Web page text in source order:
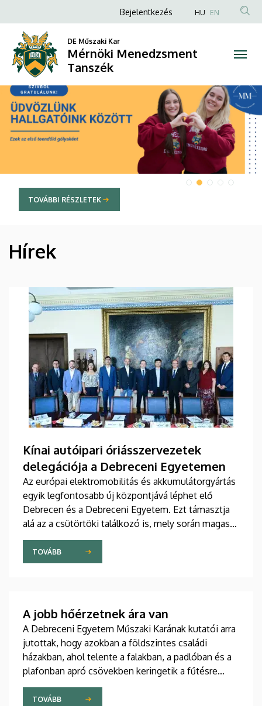
Menedzsment
Tanszék
Anonim
fiók
menüje
Bejelentkezés HU EN
DE Műszaki Kar
Mérnöki Menedzsment
Tanszék
DIAVETÍTÉS
TOVÁBBI RÉSZLETEK
HÍREK
Hírek
Kínai autóipari óriásszervezetek
delegációja a Debreceni Egyetemen
Az európai elektromobilitás és akkumulátorgyártás
egyik legfontosabb új központjává léphet elő
Debrecen és a Debreceni Egyetem. Ezt támasztja
alá az a csütörtöki találkozó is, mely során magas
rangú kínai delegációt fogadtak az intézmény
vezetői a Főépület Rektori Tanácstermében. A
megbeszélés fókuszában az egyetem hivatalos
TOVÁBB
A jobb hőérzetnek ára van
A Debreceni Egyetem Műszaki Karának kutatói arra
jutottak, hogy azokban a földszintes családi
házakban, ahol telente a falakban, a padlóban és a
plafonban apró csövekben keringetik a fűtésre
használt melegvizet, az egyenletesebb eloszlás
miatt jobb ugyan a hőérzet, mint egy radiátoros
TOVÁBB